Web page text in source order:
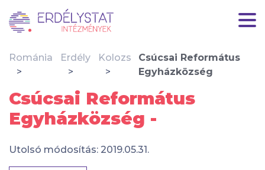
Románia Erdély Kolozs
Csúcsai Református
Egyházközség
Csúcsai Református
Egyházközség -
Utolsó módosítás: 2019.05.31.